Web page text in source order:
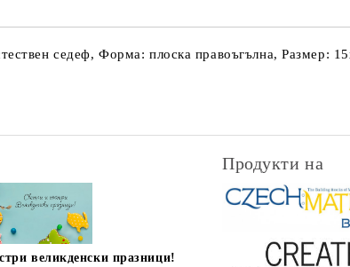
седеф, Форма: плоска правоъгълна, Размер:
великденски празници!
Продукти на